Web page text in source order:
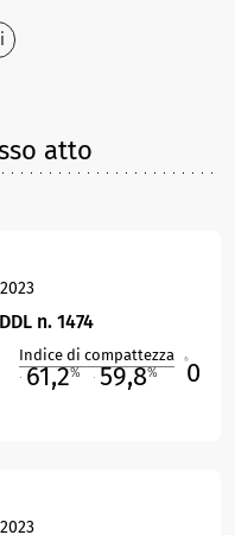
atto
n. 1474
Indice di compattezza
61,2% 59,8% 0